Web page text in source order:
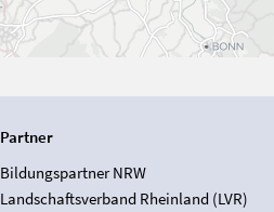
Partner
Bildungspartner NRW
Landschaftsverband Rheinland (LVR)